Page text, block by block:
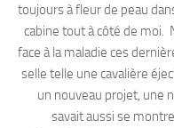
toujours à fleur de peau
cabine tout à côté de moi.
face à la maladie ces
selle telle une cavalière
un nouveau projet, une
savait aussi se